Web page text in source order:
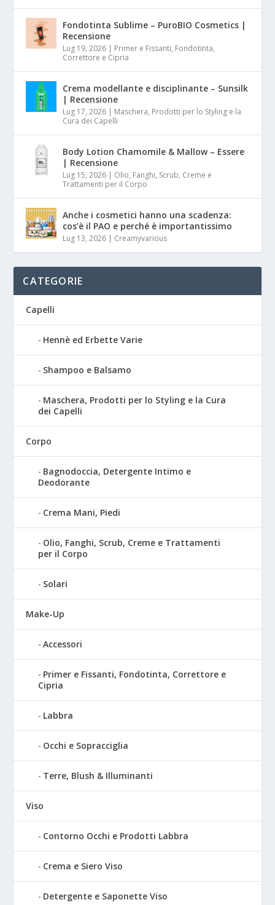
Fondotinta Sublime – PuroBIO Cosmetics |
Recensione
Lug 19, 2026 | Primer e Fissanti, Fondotinta,
Correttore e Cipria
Crema modellante e disciplinante – Sunsilk
| Recensione
Lug 17, 2026 | Maschera, Prodotti per lo Styling e la
Cura dei Capelli
Body Lotion Chamomile & Mallow – Essere
| Recensione
Lug 15, 2026 | Olio, Fanghi, Scrub, Creme e
Trattamenti per il Corpo
Anche i cosmetici hanno una scadenza:
cos’è il PAO e perché è importantissimo
Lug 13, 2026 | Creamyvarious
CATEGORIE
Capelli
Hennè ed Erbette Varie
Shampoo e Balsamo
Maschera, Prodotti per lo Styling e la Cura
dei Capelli
Corpo
Bagnodoccia, Detergente Intimo e
Deodorante
Crema Mani, Piedi
Olio, Fanghi, Scrub, Creme e Trattamenti
per il Corpo
Solari
Make-Up
Accessori
Primer e Fissanti, Fondotinta, Correttore e
Cipria
Labbra
Occhi e Sopracciglia
Terre, Blush & Illuminanti
Viso
Contorno Occhi e Prodotti Labbra
Crema e Siero Viso
Detergente e Saponette Viso